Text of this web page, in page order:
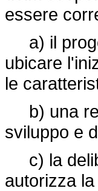
essere
a) il
ubicare
le
b) una
sviluppo e
c) la
autorizza